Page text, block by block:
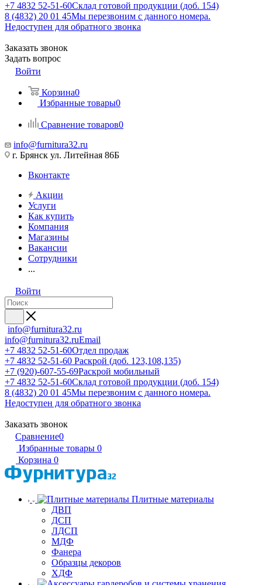
+7 4832 52-51-60Склад готовой продукции (доб. 154)
8 (4832) 20 01 45Мы перезвоним с данного номера.
Недоступен для обратного звонка
Заказать звонок
Задать вопрос
Войти
Корзина0
Избранные товары0
Сравнение товаров0
info@furnitura32.ru
г. Брянск ул. Литейная 86Б
Вконтакте
Акции
Услуги
Как купить
Компания
Магазины
Вакансии
Сотрудники
...
Войти
info@furnitura32.ru
info@furnitura32.ruEmail
+7 4832 52-51-60Отдел продаж
+7 4832 52-51-60 Раскрой (доб. 123,108,135)
+7 (920)-607-55-69Раскрой мобильный
+7 4832 52-51-60Склад готовой продукции (доб. 154)
8 (4832) 20 01 45Мы перезвоним с данного номера.
Недоступен для обратного звонка
Заказать звонок
Сравнение0
Избранные товары 0
Корзина 0
Плитные материалы
ДВП
ДСП
ЛДСП
МДФ
Фанера
Образцы декоров
ХДФ